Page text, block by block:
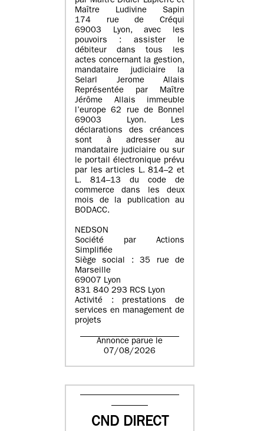
Maître Ludivine Sapin
174 rue de Créqui
69003 Lyon, avec les
pouvoirs : assister le
débiteur dans tous les
actes concernant la gestion,
mandataire judiciaire la
Selarl Jerome Allais
Représentée par Maître
Jérôme Allais immeuble
l’europe 62 rue de Bonnel
69003 Lyon. Les
déclarations des créances
sont à adresser au
mandataire judiciaire ou sur
le portail électronique prévu
par les articles L. 814–2 et
L. 814–13 du code de
commerce dans les deux
mois de la publication au
BODACC.
NEDSON
Société par Actions
Simplifiée
Siège social : 35 rue de
Marseille
69007 Lyon
831 840 293 RCS Lyon
Activité : prestations de
services en management de
projets
Annonce parue le
07/08/2026
CND DIRECT